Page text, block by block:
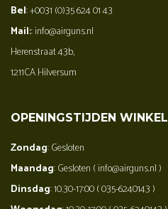
Bel: +0031 (0)35 624 01 43
Mail:: info@airguns.nl
Herenstraat 43b,
1211CA Hilversum
OPENINGSTIJDEN WINKEL
Zondag: Gesloten
Maandag: Gesloten ( info@airguns.nl )
Dinsdag: 10.30-17:00 ( 035-6240143 )